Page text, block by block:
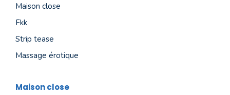
Maison close
Fkk
Strip tease
Massage érotique
Maison close